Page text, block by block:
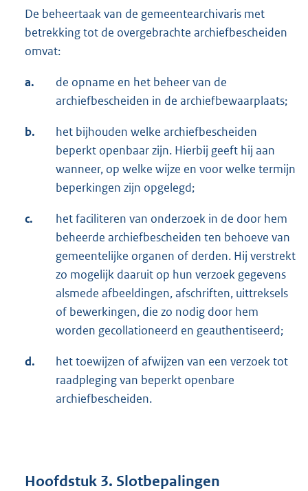
De beheertaak van de gemeentearchivaris met
betrekking tot de overgebrachte archiefbescheiden
omvat:
a.
de opname en het beheer van de
archiefbescheiden in de archiefbewaarplaats;
b.
het bijhouden welke archiefbescheiden
beperkt openbaar zijn. Hierbij geeft hij aan
wanneer, op welke wijze en voor welke termijn
beperkingen zijn opgelegd;
c.
het faciliteren van onderzoek in de door hem
beheerde archiefbescheiden ten behoeve van
gemeentelijke organen of derden. Hij verstrekt
zo mogelijk daaruit op hun verzoek gegevens
alsmede afbeeldingen, afschriften, uittreksels
of bewerkingen, die zo nodig door hem
worden gecollationeerd en geauthentiseerd;
d.
het toewijzen of afwijzen van een verzoek tot
raadpleging van beperkt openbare
archiefbescheiden.
Hoofdstuk 3. Slotbepalingen